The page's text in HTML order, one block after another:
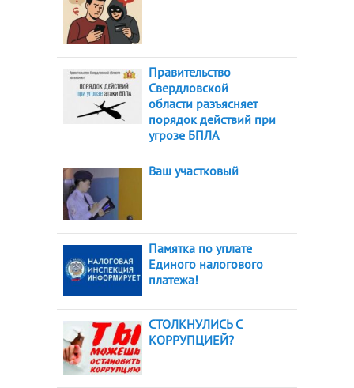
Правительство
Свердловской
области разъясняет
порядок действий при
угрозе БПЛА
Ваш участковый
Памятка по уплате
Единого налогового
платежа!
СТОЛКНУЛИСЬ С
КОРРУПЦИЕЙ?